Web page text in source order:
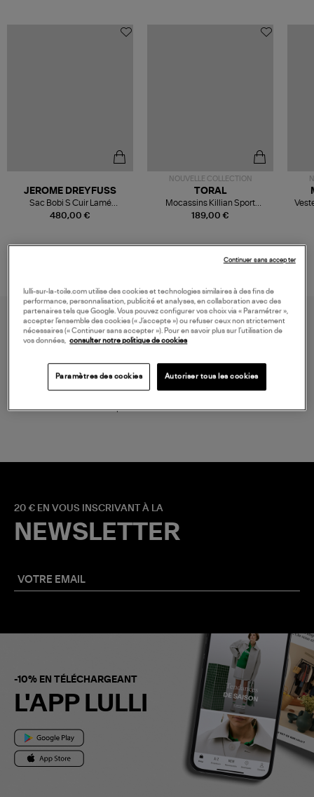
480,00 €
JEROME DREYFUSS
Sac Bobi S Cuir Lamé
Champagne
NOUVELLE COLLECTION
189,00 €
TORAL
Mocassins Killian Sport
Mousse
à partir de 150 € d'achat*
20 € EN VOUS INSCRIVANT À LA
NEWSLETTER
-10% EN TÉLÉCHARGEANT
L'APP LULLI
lulli-sur-la-toile.com utilise des cookies et technologies similaires à des fins de
performance, personnalisation, publicité et analyses, en collaboration avec des
partenaires tels que Google. Vous pouvez configurer vos choix via « Paramétrer »,
accepter l’ensemble des cookies (« J’accepte ») ou refuser ceux non strictement
nécessaires (« Continuer sans accepter »). Pour en savoir plus sur l’utilisation de
vos données, consulter notre politique de cookies
Paramètres des cookies Autoriser tous les cookies
Continuer sans accepter